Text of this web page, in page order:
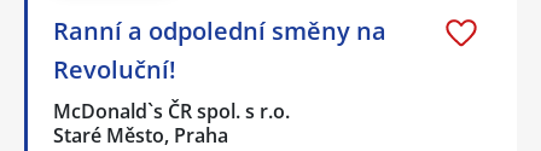
Ranní a odpolední směny na
Revoluční!
McDonald`s ČR spol. s r.o.
Staré Město, Praha